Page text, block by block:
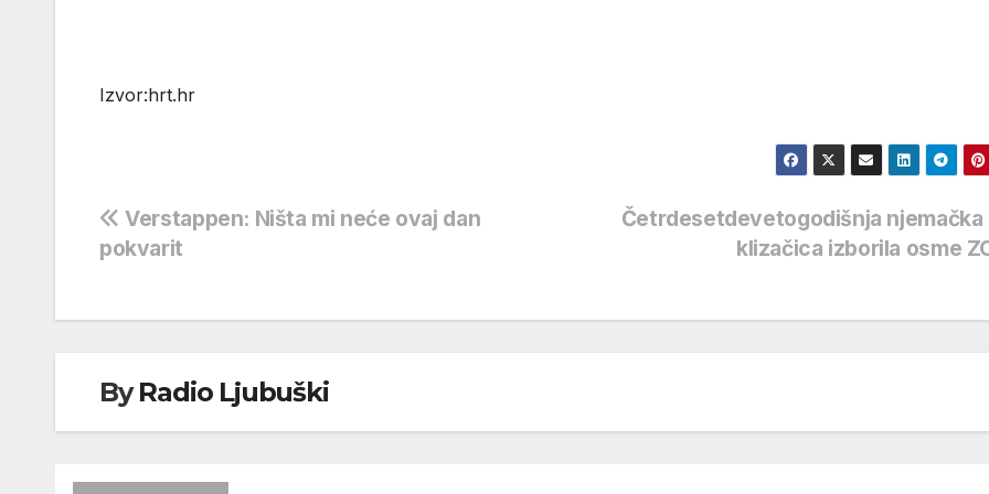
Izvor:hrt.hr
Navigacija
objava
Četrdesetdevetogodišnja njemačka
klizačica izborila osme
Verstappen: Ništa mi neće ovaj dan
pokvarit
ByRadio Ljubuški